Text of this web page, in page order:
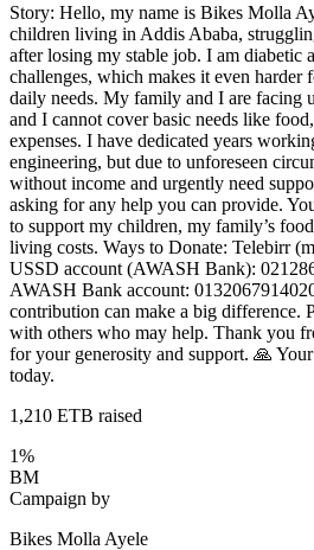
Story: Hello, my name is Bikes Molla
children living in Addis Ababa,
after losing my stable job. I am diabetic
challenges, which makes it even harder
daily needs. My family and I are facing
and I cannot cover basic needs like
expenses. I have dedicated years
engineering, but due to unforeseen
without income and urgently need
asking for any help you can provide.
to support my children, my family’s
living costs. Ways to Donate: Telebirr
USSD account (AWASH Bank):
AWASH Bank account:
contribution can make a big difference.
with others who may help. Thank you
for your generosity and support. 🙏
today.
1,210 ETB raised
1%
BM
Campaign by
Bikes Molla Ayele